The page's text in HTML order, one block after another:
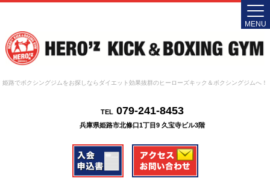
姫路でボクシングジムをお探しならダイエット効果抜群のヒーローズキック＆ボクシングジムへ！
TEL079-241-8453
兵庫県姫路市北條口1丁目9 久宝寺ビル3階
MENU